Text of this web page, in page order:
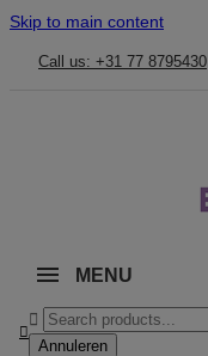
Skip to main content
Call us: +31 77 8795430
MENU


Annuleren